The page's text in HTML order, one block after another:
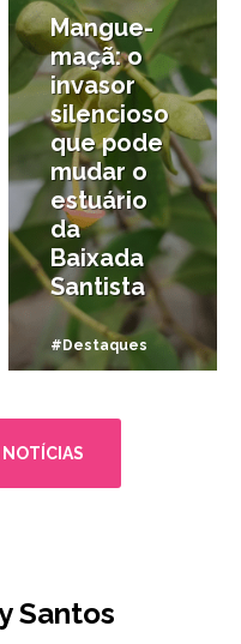
Publicar no X
Mangue-
maçã: o
invasor
silencioso
que pode
mudar o
estuário
da
Baixada
Santista
#Destaques
NOTÍCIAS
Santos